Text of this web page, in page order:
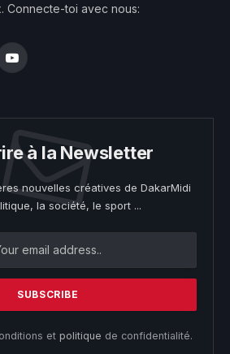
Connecte-toi avec nous:
YouTube
à la Newsletter
nouvelles créatives de DakarMidi
la société, le sport ...
et politique de confidentialité.